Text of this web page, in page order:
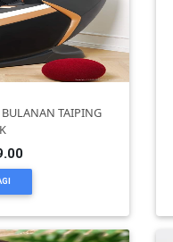
BULANAN TAIPING